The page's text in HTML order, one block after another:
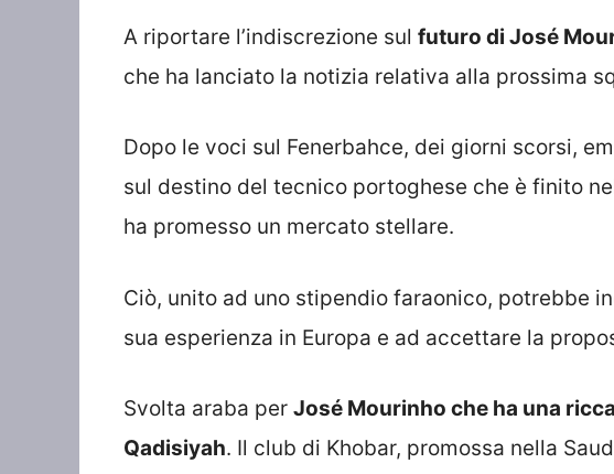
A riportare l’indiscrezione sul futuro di José
che ha lanciato la notizia relativa alla prossima
Dopo le voci sul Fenerbahce, dei giorni scorsi,
sul destino del tecnico portoghese che è finito
ha promesso un mercato stellare.
Ciò, unito ad uno stipendio faraonico, potrebbe
sua esperienza in Europa e ad accettare la
Svolta araba per José Mourinho che ha una
Qadisiyah. Il club di Khobar, promossa nella